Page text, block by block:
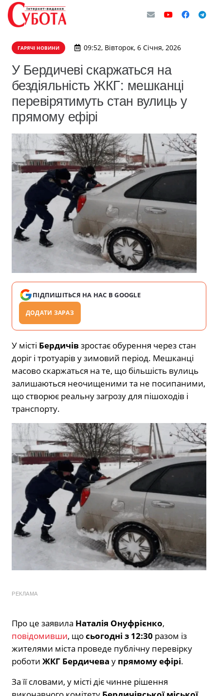
ГАРЯЧІ НОВИНИ 09:52, Вівторок, 6 Січня, 2026
У Бердичеві скаржаться на
бездіяльність ЖКГ: мешканці
перевірятимуть стан вулиць у
прямому ефірі
ПІДПИШІТЬСЯ НА НАС В GOOGLE
ДОДАТИ ЗАРАЗ
У місті Бердичівзростає обурення через стан
доріг і тротуарів у зимовий період. Мешканці
масово скаржаться на те, що більшість вулиць
залишаються неочищеними та не посипаними,
що створює реальну загрозу для пішоходів і
транспорту.
РЕКЛАМА
Про це заявила Наталія Онуфрієнко,
повідомивши, щосьогодні з 12:30 разом із
жителями міста проведе публічну перевірку
роботи ЖКГ Бердичева у прямому ефірі.
За її словами, у місті діє чинне рішення